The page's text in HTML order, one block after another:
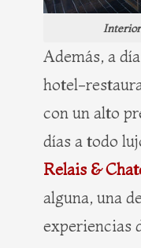
Además, a
hotel-
con un alto
días a todo
Relais &
alguna, una
experiencias